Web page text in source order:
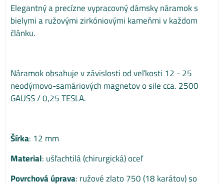
Elegantný a precízne vypracovný dámsky náramok s
bielymi a ružovými zirkóniovými kameňmi v každom
článku.
Náramok obsahuje v závislosti od veľkosti 12 - 25
neodýmovo-samáriových magnetov o sile cca. 2500
GAUSS / 0,25 TESLA.
Šírka: 12 mm
Material: ušľachtilá (chirurgická) oceľ
Povrchová úprava: ružové zlato 750 (18 karátov) so